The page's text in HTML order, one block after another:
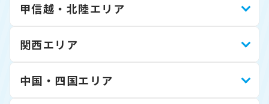
甲信越・北陸エリア
関西エリア
中国・四国エリア